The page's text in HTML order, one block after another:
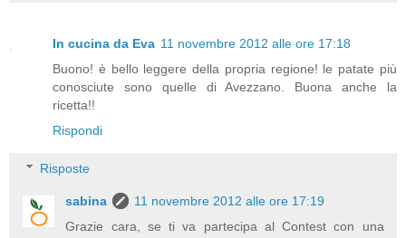
In cucina da Eva 11 novembre 2012 alle ore 17:18
Buono! è bello leggere della propria regione! le patate più
conosciute sono quelle di Avezzano. Buona anche la
ricetta!!
Rispondi
Risposte
sabina
11 novembre 2012 alle ore 17:19
Grazie cara, se ti va partecipa al Contest con una